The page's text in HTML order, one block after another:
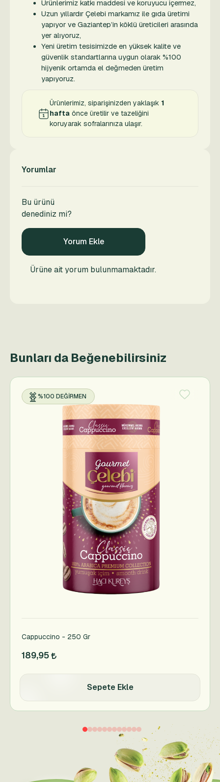
Ürünlerimiz katkı maddesi ve koruyucu içermez,
Uzun yıllardır Çelebi markamız ile gıda üretimi
yapıyor ve Gaziantep’in köklü üreticileri arasında
yer alıyoruz,
Yeni üretim tesisimizde en yüksek kalite ve
güvenlik standartlarına uygun olarak %100
hijyenik ortamda el değmeden üretim
yapıyoruz.
Ürünlerimiz, siparişinizden yaklaşık 1
hafta önce üretilir ve tazeliğini
koruyarak sofralarınıza ulaşır.
Yorumlar
Bu ürünü
denediniz mi?
Yorum Ekle
Ürüne ait yorum bulunmamaktadır.
Bunları da Beğenebilirsiniz
%100 DEĞIRMEN
Cappuccino - 250 Gr
189,95
Sepete Ekle